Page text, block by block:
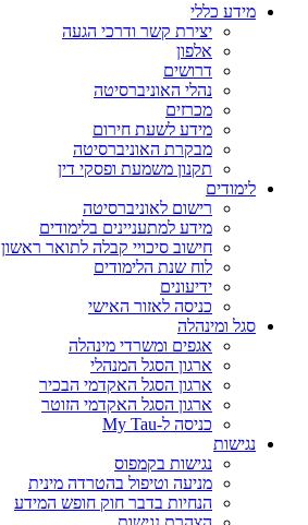
מידע כללי
יצירת קשר ודרכי הגעה
אלפון
דרושים
נהלי האוניברסיטה
מכרזים
מידע לשעת חירום
מבקרת האוניברסיטה
תקנון משמעת ופסקי דין
לימודים
רישום לאוניברסיטה
מידע למתעניינים בלימודים
חישוב סיכויי קבלה לתואר ראשון
לוח שנת הלימודים
ידיעונים
כניסה לאזור האישי
סגל ומינהלה
אגפים ומשרדי מינהלה
ארגון הסגל המנהלי
ארגון הסגל האקדמי הבכיר
ארגון הסגל האקדמי הזוטר
כניסה ל-My Tau
נגישות
נגישות בקמפוס
מניעה וטיפול בהטרדה מינית
הנחיות בדבר חוק חופש המידע